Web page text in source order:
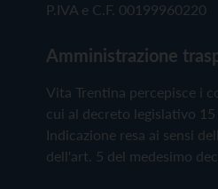
P.IVA e C.F. 00199960220
Amministrazione
Vita Trentina percepisce i
cui al decreto legislativo
Indicazione resa ai sensi
dell'art. 5 del medesimo